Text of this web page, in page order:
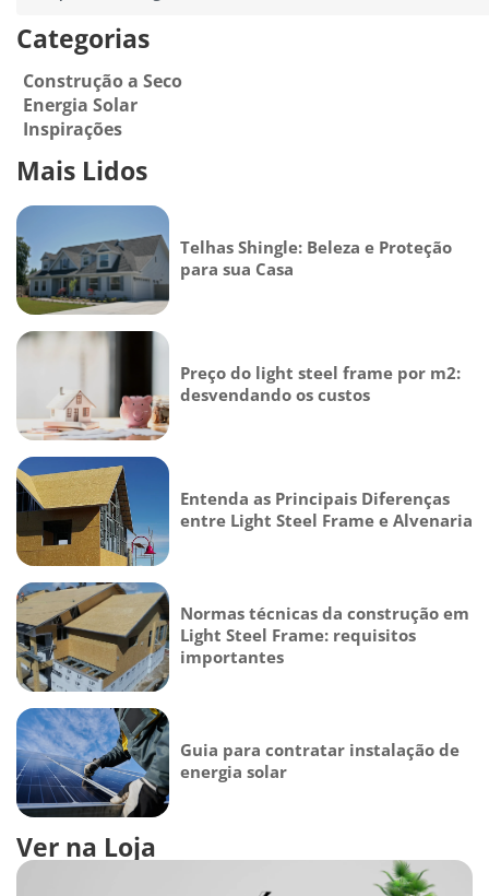
Categorias
Construção a Seco
Energia Solar
Inspirações
Mais Lidos
Telhas Shingle: Beleza e Proteção
para sua Casa
Preço do light steel frame por m2:
desvendando os custos
Entenda as Principais Diferenças
entre Light Steel Frame e Alvenaria
Normas técnicas da construção em
Light Steel Frame: requisitos
importantes
Guia para contratar instalação de
energia solar
Ver na Loja